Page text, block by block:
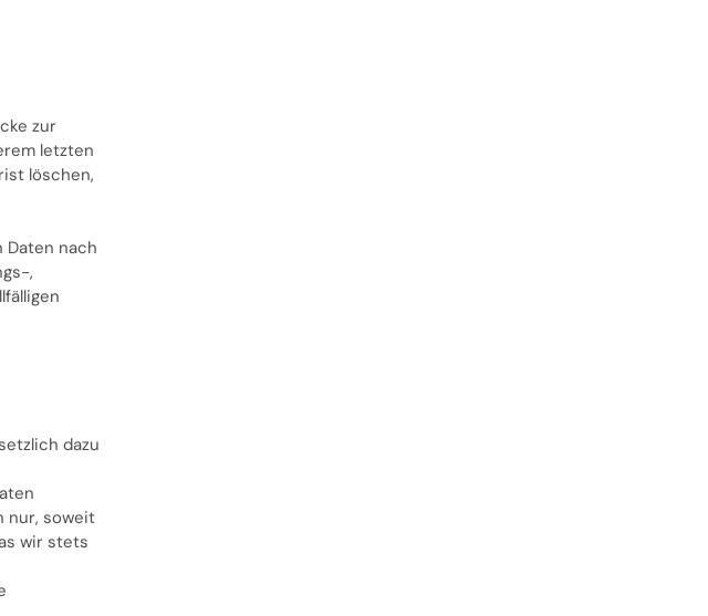
zur
letzten
löschen,
Daten nach
,
dazu
nur, soweit
wir stets